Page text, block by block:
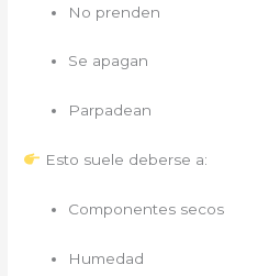
No prenden
Se apagan
Parpadean
Esto suele deberse a:
Componentes secos
Humedad